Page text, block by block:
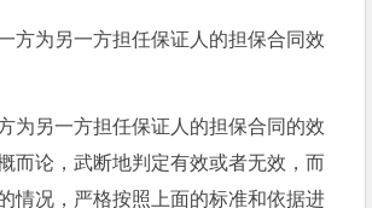
方为另一方担任保证人的担保合同效
为另一方担任保证人的担保合同的效
而论，武断地判定有效或者无效，而
情况，严格按照上面的标准和依据进